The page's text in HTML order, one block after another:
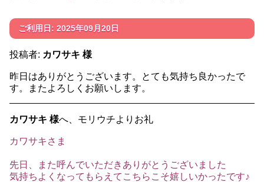
ご利用日: 2025年09月20日
投稿者: カワサキ 様
昨日はありがとうございます。とても気持ち良かったで
す。またよろしくお願いします。
カワサキ 様へ、モリウチよりお礼
カワサキさま
先日、また呼んでいただきありがとうございました
気持ちよくなってもらえてこちらこそ嬉しいかったです♪